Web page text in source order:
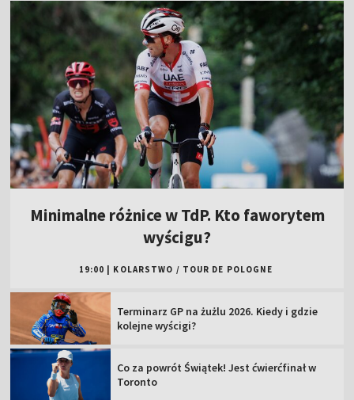
Minimalne różnice w TdP. Kto faworytem
wyścigu?
19:00 KOLARSTWO / TOUR DE POLOGNE
Terminarz GP na żużlu 2026. Kiedy i gdzie
kolejne wyścigi?
Co za powrót Świątek! Jest ćwierćfinał w
Toronto